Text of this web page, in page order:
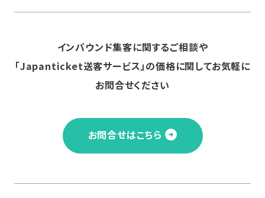
インバウンド集客に関するご相談や
「Japanticket送客サービス」の価格に関してお気軽に
お問合せください
お問合せはこちら